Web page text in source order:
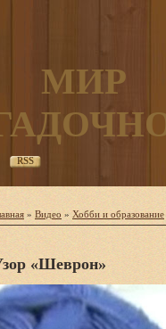
МИР
RSS
» Видео » Хобби и образование
«Шеврон»